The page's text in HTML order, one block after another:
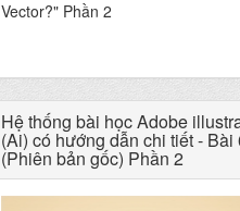
Vector?" Phần 2
Hệ thống bài học Adobe
(Ai) có hướng dẫn chi tiết - Bài
(Phiên bản gốc) Phần 2